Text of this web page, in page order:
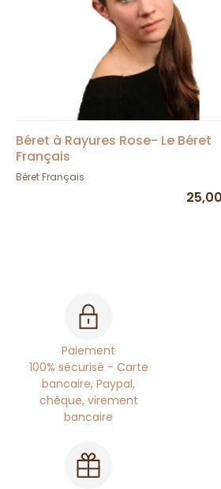
Béret à Rayures Rose- Le Béret
Français
Béret Français
Paiement
100% sécurisé - Carte
bancaire, Paypal,
chèque, virement
bancaire